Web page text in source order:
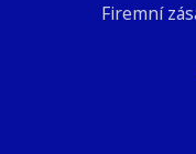
Firemní